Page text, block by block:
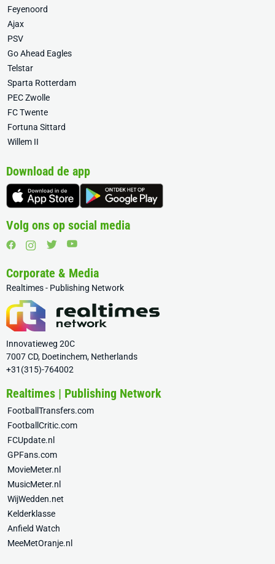
Feyenoord
Ajax
PSV
Go Ahead Eagles
Telstar
Sparta Rotterdam
PEC Zwolle
FC Twente
Fortuna Sittard
Willem II
Download de app
Volg ons op social media
Corporate & Media
Realtimes - Publishing Network
Innovatieweg 20C
7007 CD, Doetinchem, Netherlands
+31(315)-764002
Realtimes | Publishing Network
FootballTransfers.com
FootballCritic.com
FCUpdate.nl
GPFans.com
MovieMeter.nl
MusicMeter.nl
WijWedden.net
Kelderklasse
Anfield Watch
MeeMetOranje.nl